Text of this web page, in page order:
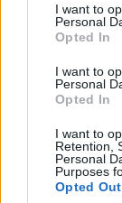
I want to
Personal
Opted In
I want to
Personal
Opted In
I want to
Retention,
Personal
Purposes
Opted Out
Liget
Krónika
Bihari